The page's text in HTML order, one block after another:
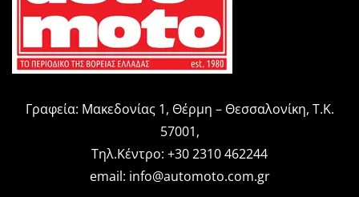
Γραφεία: Μακεδονίας 1, Θέρμη – Θεσσαλονίκη, Τ.Κ.
57001,
Τηλ.Κέντρο: +30 2310 462244
email: info@automoto.com.gr